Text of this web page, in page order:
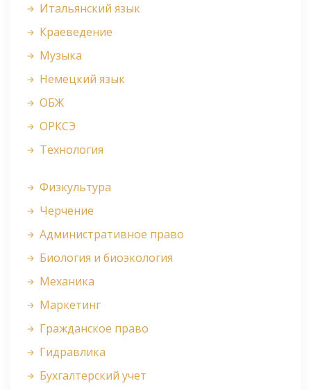
Итальянский язык
Краеведение
Музыка
Немецкий язык
ОБЖ
ОРКСЭ
Технология
Физкультура
Черчение
Административное право
Биология и биоэкология
Механика
Маркетинг
Гражданское право
Гидравлика
Бухгалтерский учет